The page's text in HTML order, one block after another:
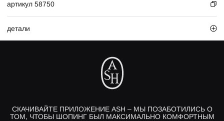
артикул 58750
детали
СКАЧИВАЙТЕ ПРИЛОЖЕНИЕ ASH – МЫ ПОЗАБОТИЛИСЬ О
ТОМ, ЧТОБЫ ШОПИНГ БЫЛ МАКСИМАЛЬНО КОМФОРТНЫМ